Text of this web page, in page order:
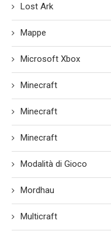
Lost Ark
Mappe
Microsoft Xbox
Minecraft
Minecraft
Minecraft
Modalità di Gioco
Mordhau
Multicraft